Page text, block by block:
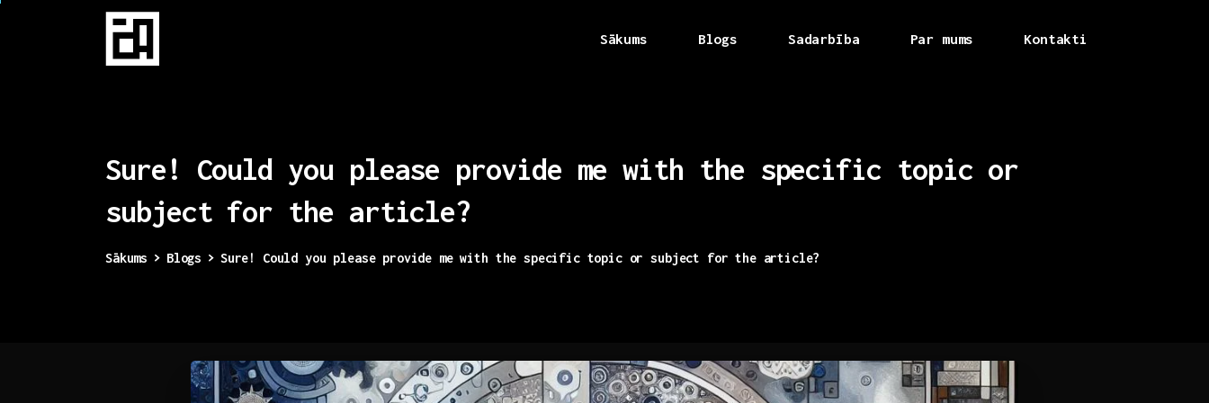
Sākums Blogs Sadarbība Par mums Kontakti
Sure! Could you please provide me with the specific topic or
subject for the article?
Sākums Blogs Sure! Could you please provide me with the specific topic or subject for the article?